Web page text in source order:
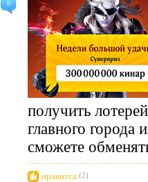
0
получить
главного
сможете
нравится (2)